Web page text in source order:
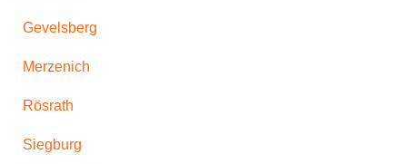
Gevelsberg
Merzenich
Rösrath
Siegburg